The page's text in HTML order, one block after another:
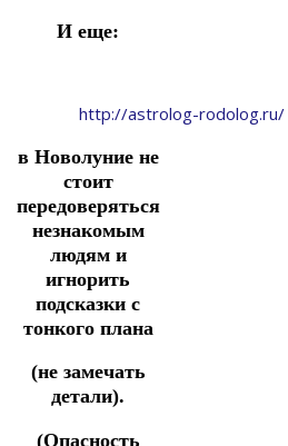
И еще:
http://astrolog-rodolog.ru/
в Новолуние не
стоит
передоверяться
незнакомым
людям и
игнорить
подсказки с
тонкого плана
(не замечать
детали).
(Опасность